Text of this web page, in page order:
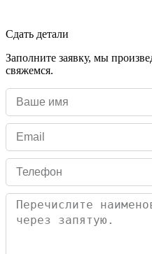
Сдать детали
Заполните заявку, мы
свяжемся.